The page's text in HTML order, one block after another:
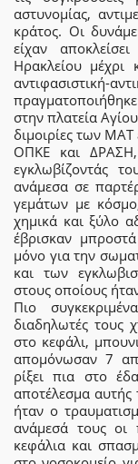
αστυνομίας,
κράτος. Οι
είχαν
Ηρακλείου
στην πλατεία
διμοιρίες των ΜΑΤ
ΟΠΚΕ και ΔΡΑΣΗ,
εγκλωβίζοντάς
ανάμεσα σε
γεμάτων με
χημικά και ξύλο
έβρισκαν
μόνο για την
και των
στους οποίους
Πιο
διαδηλωτές τους
στο κεφάλι,
απομόνωσαν 7
ρίξει πια στο
αποτέλεσμα αυτής
ήταν ο
ανάμεσά τους οι
κεφάλια και